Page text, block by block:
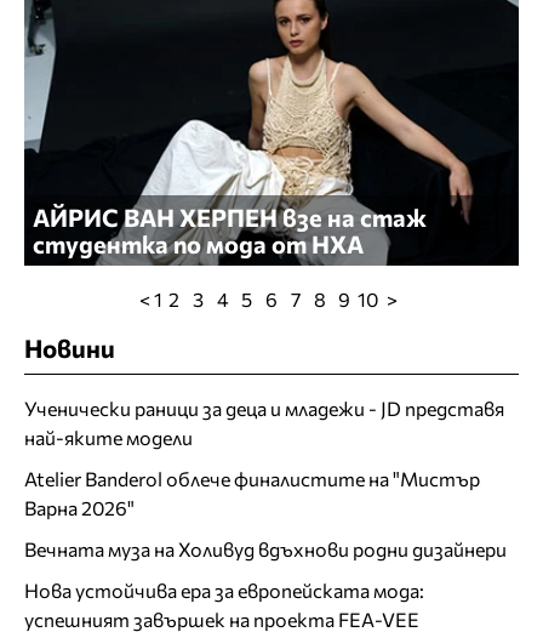
АЙРИС ВАН ХЕРПЕН взе на стаж
студентка по мода от НХА
< 1 2 3 4 5 6 7 8 9 10 >
Новини
Ученически раници за деца и младежи - JD представя
най-яките модели
Atelier Banderol облече финалистите на "Мистър
Варна 2026"
Вечната муза на Холивуд вдъхнови родни дизайнери
Нова устойчива ера за европейската мода:
успешният завършек на проекта FEA-VEE